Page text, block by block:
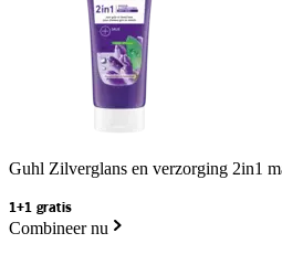
Guhl Zilverglans en verzorging 2in1
1+1 gratis
Combineer nu